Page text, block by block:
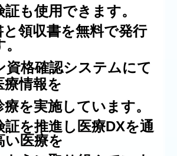
も使用できます。
領収書を無料で発行
資格確認システムにて
情報を
を実施しています。
証を推進し医療DXを通
い医療を